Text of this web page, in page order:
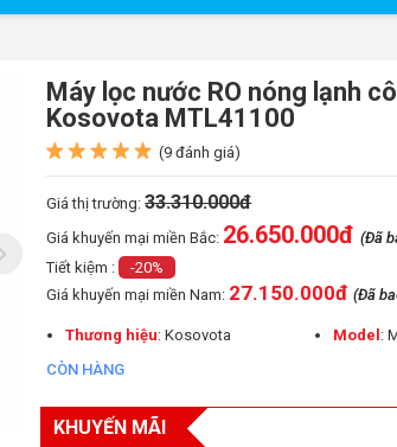
Máy lọc nước RO nóng lạnh
Kosovota MTL41100
(9 đánh giá)
Giá thị trường:33.310.000đ
Giá khuyến mại miền Bắc: 26.650.000đ(Đã
Tiết kiệm :
-20%
Giá khuyến mại miền Nam: 27.150.000đ(Đã
Thương hiệu: Kosovota Model:
CÒN HÀNG
KHUYẾN MÃI